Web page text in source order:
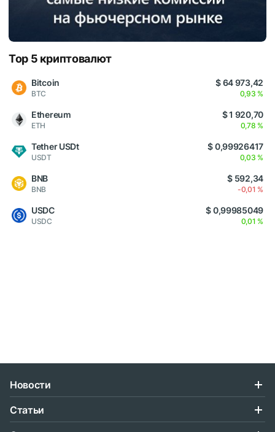
Top 5 криптовалют
Bitcoin
BTC
$ 64 973,42
0,93 %
Ethereum
ETH
$ 1 920,70
0,78 %
Tether USDt
USDT
$ 0,99926417
0,03 %
BNB
BNB
$ 592,34
-0,01 %
USDC
USDC
$ 0,99985049
0,01 %
Новости
Статьи